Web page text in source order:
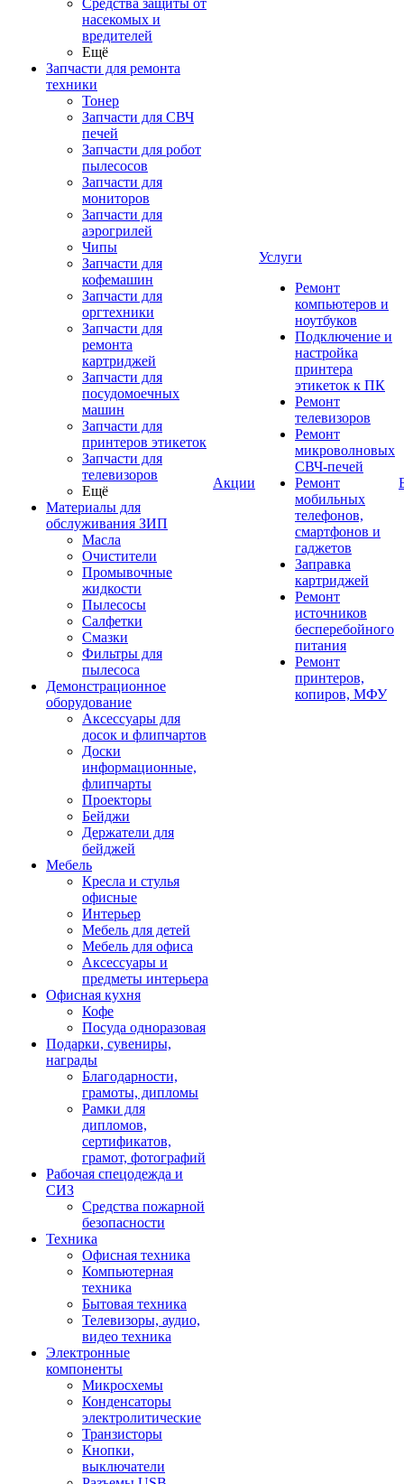
Средства защиты от
насекомых и
вредителей
Ещё
Запчасти для ремонта
техники
Тонер
Запчасти для СВЧ
печей
Запчасти для робот
пылесосов
Запчасти для
мониторов
Запчасти для
аэрогрилей
Чипы
Запчасти для
кофемашин
Запчасти для
оргтехники
Запчасти для
ремонта
картриджей
Запчасти для
посудомоечных
машин
Запчасти для
принтеров этикеток
Запчасти для
телевизоров
Ещё
Материалы для
обслуживания ЗИП
Масла
Очистители
Промывочные
жидкости
Пылесосы
Салфетки
Смазки
Фильтры для
пылесоса
Демонстрационное
оборудование
Аксессуары для
досок и флипчартов
Доски
информационные,
флипчарты
Проекторы
Бейджи
Держатели для
бейджей
Мебель
Кресла и стулья
офисные
Интерьер
Мебель для детей
Мебель для офиса
Аксессуары и
предметы интерьера
Офисная кухня
Кофе
Посуда одноразовая
Подарки, сувениры,
награды
Благодарности,
грамоты, дипломы
Рамки для
дипломов,
сертификатов,
грамот, фотографий
Рабочая спецодежда и
СИЗ
Средства пожарной
безопасности
Техника
Офисная техника
Компьютерная
техника
Бытовая техника
Телевизоры, аудио,
видео техника
Электронные
компоненты
Микросхемы
Конденсаторы
электролитические
Транзисторы
Кнопки,
выключатели
Акции
Услуги
Ремонт
компьютеров и
ноутбуков
Подключение и
настройка
принтера
этикеток к ПК
Ремонт
телевизоров
Ремонт
микроволновых
СВЧ-печей
Ремонт
мобильных
телефонов,
смартфонов и
гаджетов
Заправка
картриджей
Ремонт
источников
бесперебойного
питания
Ремонт
принтеров,
копиров, МФУ